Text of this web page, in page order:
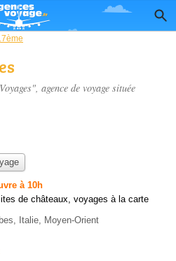
agence de voyage située
à 10h
de châteaux, voyages à la carte
Italie, Moyen-Orient